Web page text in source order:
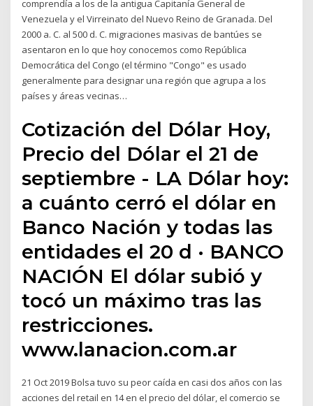
comprendía a los de la antigua Capitanía General de
Venezuela y el Virreinato del Nuevo Reino de Granada. Del
2000 a. C. al 500 d. C. migraciones masivas de bantúes se
asentaron en lo que hoy conocemos como República
Democrática del Congo (el término "Congo" es usado
generalmente para designar una región que agrupa a los
países y áreas vecinas…
Cotización del Dólar Hoy,
Precio del Dólar el 21 de
septiembre - LA Dólar hoy:
a cuánto cerró el dólar en
Banco Nación y todas las
entidades el 20 d · BANCO
NACIÓN El dólar subió y
tocó un máximo tras las
restricciones.
www.lanacion.com.ar
21 Oct 2019 Bolsa tuvo su peor caída en casi dos años con las
acciones del retail en 14 en el precio del dólar, el comercio se